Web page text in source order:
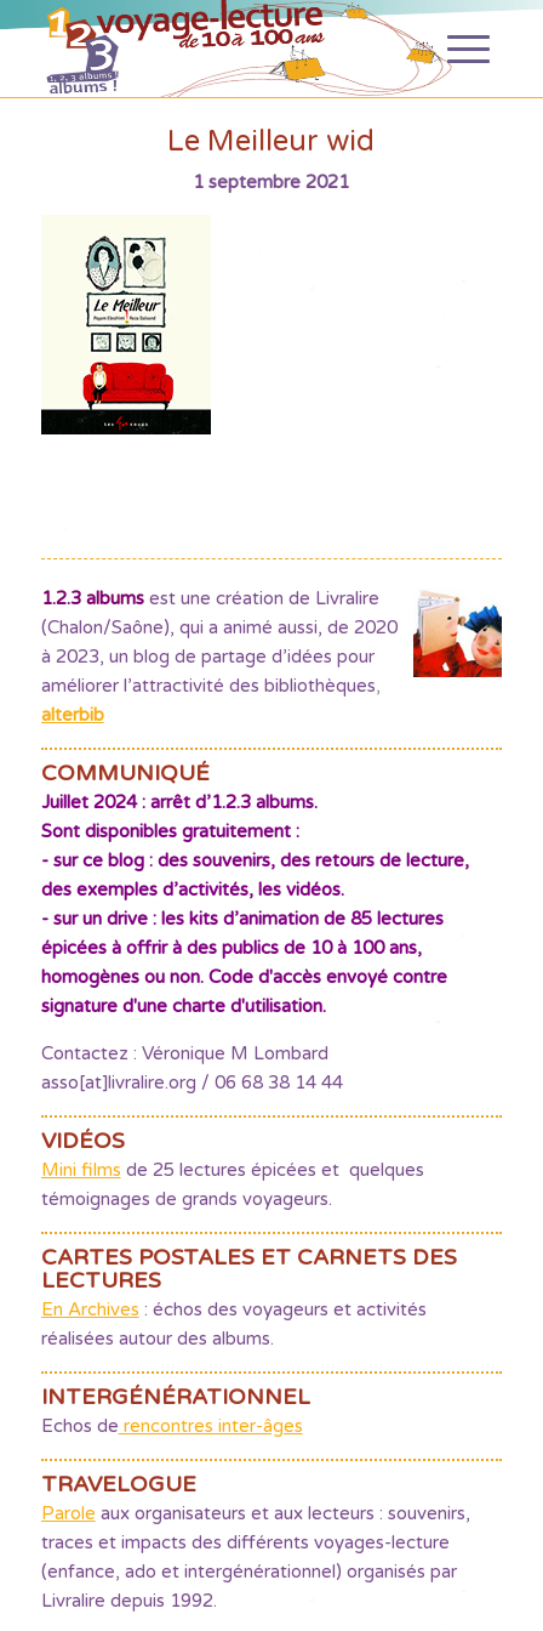
Le Meilleur wid
1 septembre 2021
1.2.3 albumsest une création de Livralire
(Chalon/Saône), qui a animé aussi, de 2020
à 2023, un blog de partage d’idées pour
améliorer l’attractivité des bibliothèques,
alterbib
COMMUNIQUÉ
Juillet 2024 : arrêt d’1.2.3 albums.
Sont disponibles gratuitement :
- sur ce blog : des souvenirs, des retours de lecture,
des exemples d’activités, les vidéos.
- sur un drive : les kits d’animation de 85 lectures
épicées à offrir à des publics de 10 à 100 ans,
homogènes ou non. Code d'accès envoyé contre
signature d'une charte d'utilisation.
Contactez : Véronique M Lombard
asso[at]livralire.org / 06 68 38 14 44
VIDÉOS
Mini films de 25 lectures épicées et quelques
témoignages de grands voyageurs.
CARTES POSTALES ET CARNETS DES
LECTURES
En Archives : échos des voyageurs et activités
réalisées autour des albums.
INTERGÉNÉRATIONNEL
Echos de rencontres inter-âges
TRAVELOGUE
Parole aux organisateurs et aux lecteurs : souvenirs,
traces et impacts des différents voyages-lecture
(enfance, ado et intergénérationnel) organisés par
Livralire depuis 1992.